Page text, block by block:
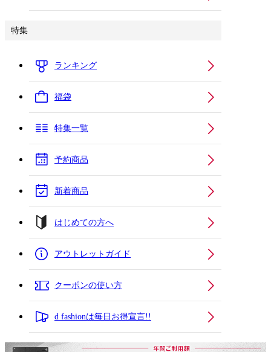
特集
ランキング
福袋
特集一覧
予約商品
新着商品
はじめての方へ
アウトレットガイド
クーポンの使い方
d fashionは毎日お得宣言!!